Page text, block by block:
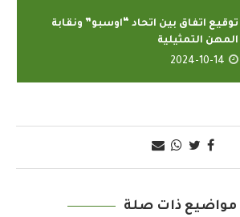
توقيع اتفاق بين اتحاد “اوسبو” ونقابة
المهن التمثيلية
2024-10-14
مواضيع ذات صلة